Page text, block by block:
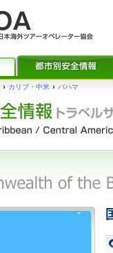
› カリブ・中米 › バハマ